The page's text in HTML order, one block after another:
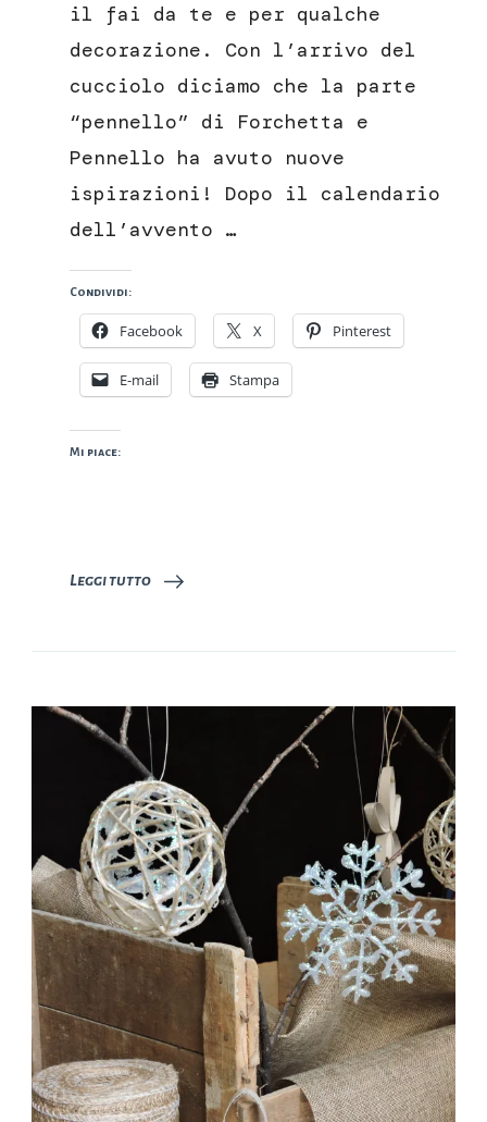
tema
Pasqua
il fai da te e per qualche
decorazione. Con l’arrivo del
cucciolo diciamo che la parte
“pennello” di Forchetta e
Pennello ha avuto nuove
ispirazioni! Dopo il calendario
dell’avvento …
Condividi:
Facebook X Pinterest
E-mail Stampa
Mi piace:
Leggi tutto